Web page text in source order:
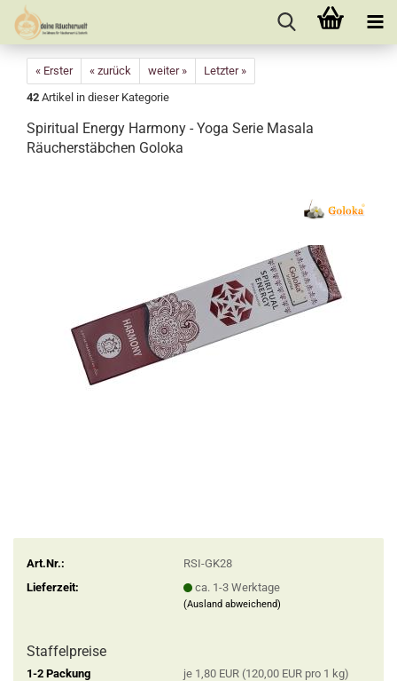
« Erster « zurück weiter »
Letzter »
42 Artikel in dieser Kategorie
Spiritual Energy Harmony - Yoga Serie Masala
Räucherstäbchen Goloka
Art.Nr.:
RSI-GK28
Lieferzeit:
ca. 1-3 Werktage
(Ausland abweichend)
Staffelpreise
1-2 Packung
je 1,80 EUR (120,00 EUR pro 1 kg)